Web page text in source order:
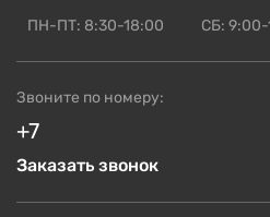
Звоните по номеру:
+7
Заказать звонок
ПН-ПТ: 8:30-18:00 СБ: 9:00-
ОСП для СИП панелей
Смотреть ещё